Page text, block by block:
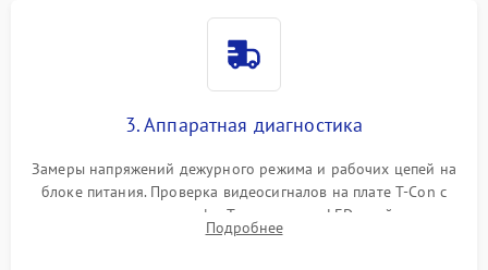
3. Аппаратная диагностика
Замеры напряжений дежурного режима и рабочих цепей на
блоке питания. Проверка видеосигналов на плате T-Con с
помощью осциллографа. Тестирование LED-драйвера и
светодиодных планок подсветки мультиметром.
Подробнее